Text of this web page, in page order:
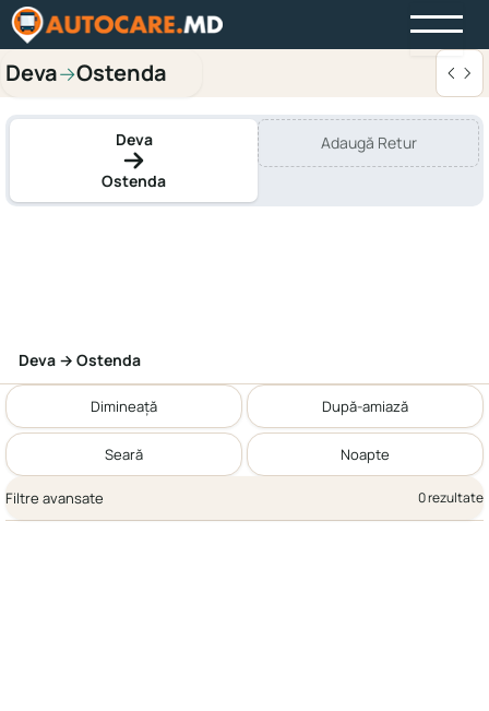
Deva→Ostenda
Deva
Ostenda
Adaugă Retur
Deva → Ostenda
Dimineață După-amiază
Seară Noapte
Filtre avansate 0 rezultate